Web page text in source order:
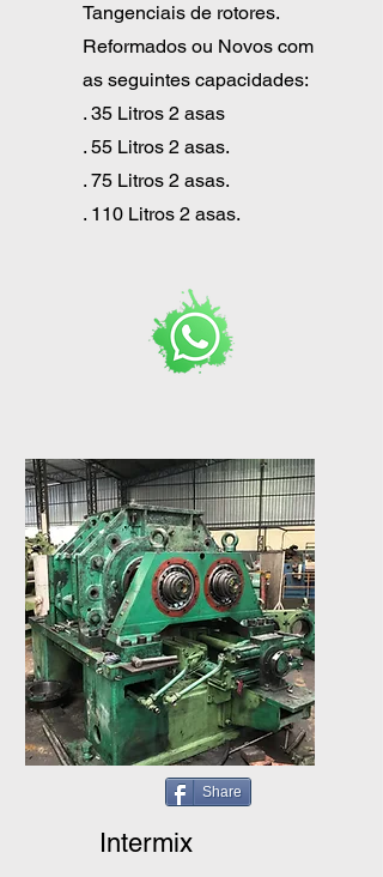
Tangenciais de rotores.
Reformados ou Novos com
as seguintes capacidades:
. 35 Litros 2 asas
. 55 Litros 2 asas.
. 75 Litros 2 asas.
. 110 Litros 2 asas.
Share
Intermix